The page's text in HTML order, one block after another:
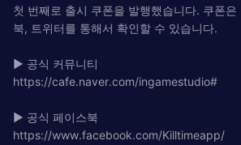
첫 번째로 출시 쿠폰을 발행했습니다. 쿠폰
북, 트위터를 통해서 확인할 수 있습니다.
▶ 공식 커뮤니티
https://cafe.naver.com/ingamestudio#
▶ 공식 페이스북
https://www.facebook.com/Killtimeapp/